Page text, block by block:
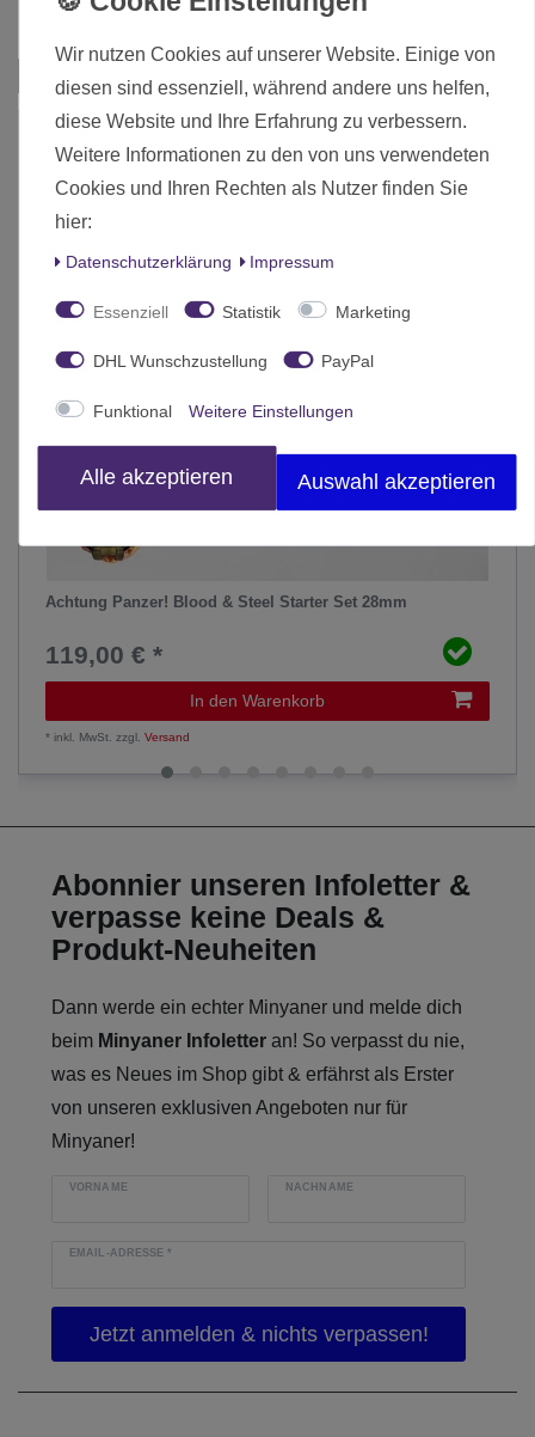
Inhalt 1 Stück
Das passt zu diesem Produkt:
Achtung Panzer! Blood & Steel Starter Set 28mm
119,00 € *
In den Warenkorb
*inkl. MwSt. zzgl.Versand
Abonnier unseren Infoletter &
verpasse keine Deals &
Produkt-Neuheiten
Dann werde ein echter Minyaner und melde dich
beim Minyaner Infoletter an! So verpasst du nie,
was es Neues im Shop gibt & erfährst als Erster
von unseren exklusiven Angeboten nur für
Minyaner!
VORNAME NACHNAME
EMAIL-ADRESSE*
Wir nutzen Cookies auf unserer Website. Einige von
diesen sind essenziell, während andere uns helfen,
diese Website und Ihre Erfahrung zu verbessern.
Weitere Informationen zu den von uns verwendeten
Cookies und Ihren Rechten als Nutzer finden Sie
hier:
Daten­schutz­erklärung Impressum
Essenziell Statistik Marketing
DHL Wunschzustellung PayPal
Funktional Weitere Einstellungen
Alle akzeptieren Auswahl akzeptieren